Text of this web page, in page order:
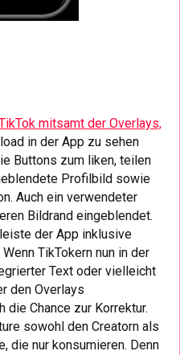
mitsamt der Overlays,
in der App zu sehen
Buttons zum liken, teilen
Profilbild sowie
Auch ein verwendeter
Bildrand eingeblendet.
der App inklusive
TikTokern nun in der
Text oder vielleicht
den Overlays
die Chance zur Korrektur.
sowohl den Creatorn als
die nur konsumieren. Denn